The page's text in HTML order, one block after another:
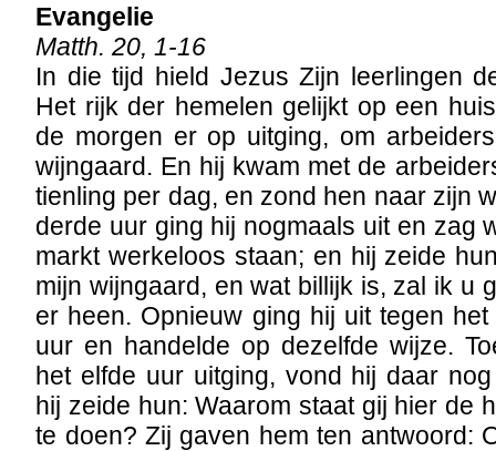
Evangelie
Matth. 20, 1-16
In die tijd hield Jezus Zijn leerlingen
Het rijk der hemelen gelijkt op een
de morgen er op uitging, om
wijngaard. En hij kwam met de
tienling per dag, en zond hen naar zijn
derde uur ging hij nogmaals uit en zag
markt werkeloos staan; en hij zeide
mijn wijngaard, en wat billijk is, zal ik u
er heen. Opnieuw ging hij uit tegen
uur en handelde op dezelfde wijze.
het elfde uur uitging, vond hij daar
hij zeide hun: Waarom staat gij hier de
te doen? Zij gaven hem ten antwoord: